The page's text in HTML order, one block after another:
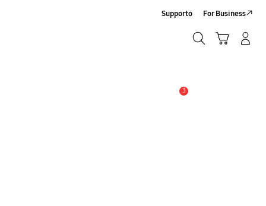
Supporto For Business
3